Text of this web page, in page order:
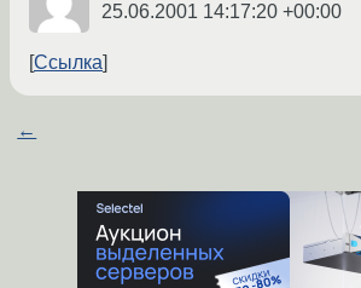
25.06.2001 14:17:20 +00:00
Ссылка
←